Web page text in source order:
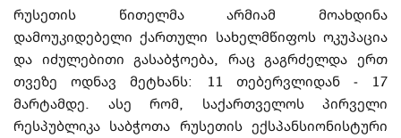
რუსეთის წითელმა არმიამ მოა­ხდინა
დამოუკიდებელი ქა­­რთული სახელმწიფოს ოკუ­პაცია
და იძულებითი გასაბჭოება, რაც გაგრძელდა ერთ
თვე­ზე ოდნავ მეტხანს: 11 თე­ბერვლიდან - 17
მარტამდე. ასე რომ, საქართველოს პირველი
რესპუბლიკა საბჭოთა რუ­სე­თის ექსპანსიონის­ტური